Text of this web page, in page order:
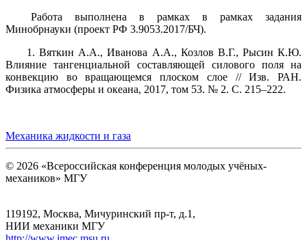
Работа выполнена в рамках в рамках задания
Минобрнауки (проект РФ 3.9053.2017/БЧ).
1. Вяткин А.А., Иванова А.А., Козлов В.Г., Рысин К.Ю.
Влияние тангенциальной составляющей силового поля на
конвекцию во вращающемся плоском слое // Изв. РАН.
Физика атмосферы и океана, 2017, том 53. № 2. С. 215–222.
Механика жидкости и газа
© 2026 «Всероссийская конференция молодых учёных-
механиков» МГУ
119192, Москва, Мичуринский пр-т, д.1,
НИИ механики МГУ